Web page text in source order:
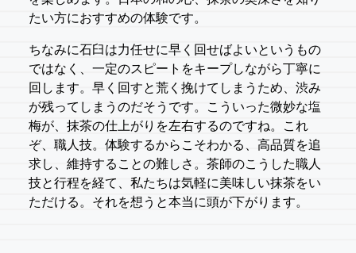
たい方におすすめの体験です。
ちなみに石臼は力任せに早く回せばよいというもの
ではなく、一定のスピートをキープしながら丁寧に
回します。早く回すと荒く挽けてしまうため、渋み
が残ってしまうのだそうです。こういった微妙な塩
梅が、抹茶の仕上がりを左右するのですね。これ
ぞ、職人技。体験するからこそわかる、高品質を追
求し、維持することの難しさ。茶師のこうした職人
技と行程を経て、私たちは気軽に美味しい抹茶をい
ただける。それを想うと本当に頭が下がります。